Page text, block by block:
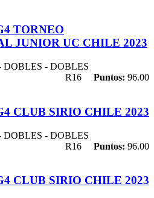
TORNEO
JUNIOR UC CHILE 2023
DOBLES - DOBLES
R16
Puntos: 96.00
CLUB SIRIO CHILE 2023
DOBLES - DOBLES
R16
Puntos: 96.00
CLUB SIRIO CHILE 2023